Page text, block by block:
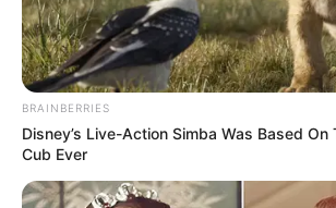
BRAINBERRIES
Disney’s Live-Action Simba Was Based On
Cub Ever